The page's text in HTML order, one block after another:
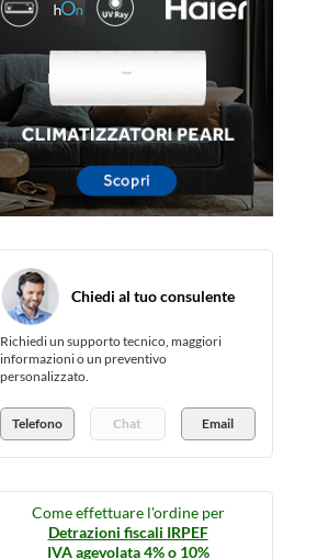
Chiedi al tuo consulente
Richiedi un supporto tecnico, maggiori
informazioni o un preventivo
personalizzato.
Telefono Chat Email
Come effettuare l'ordine per
Detrazioni fiscali IRPEF
IVA agevolata 4% o 10%